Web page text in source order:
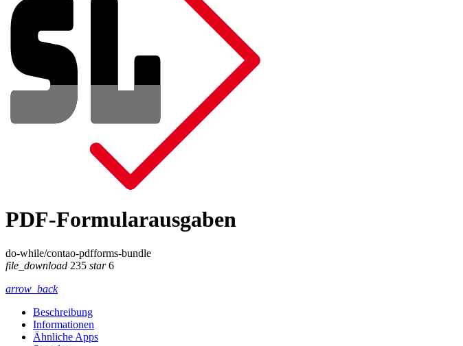
PDF-Formularausgaben
do-while/contao-pdfforms-bundle
file_download 235 star6
arrow_back
Beschreibung
Informationen
Ähnliche Apps